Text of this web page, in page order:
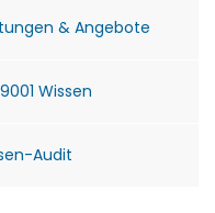
& Angebote
Wissen
Audit